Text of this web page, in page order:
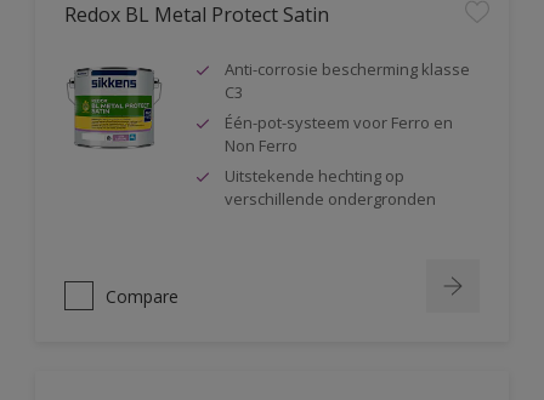
Redox BL Metal Protect Satin
Anti-corrosie bescherming klasse
C3
Één-pot-systeem voor Ferro en
Non Ferro
Uitstekende hechting op
verschillende ondergronden
Compare